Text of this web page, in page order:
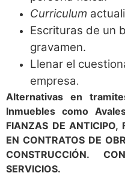
Curriculum
Escrituras de un
gravamen.
Llenar el
empresa.
Alternativas en
Inmuebles como
FIANZAS DE ANTICIPO,
EN CONTRATOS DE
CONSTRUCCIÓN.
SERVICIOS.